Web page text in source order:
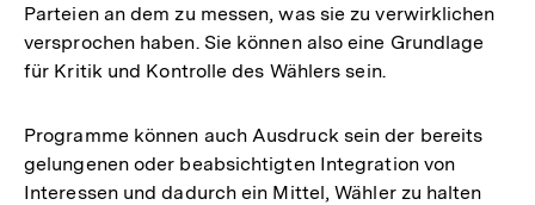
Fußnote
Parteien an dem zu messen, was sie zu verwirklichen
versprochen haben. Sie können also eine Grundlage
für Kritik und Kontrolle des Wählers sein.
Programme können auch Ausdruck sein der bereits
gelungenen oder beabsichtigten Integration von
Interessen und dadurch ein Mittel, Wähler zu halten